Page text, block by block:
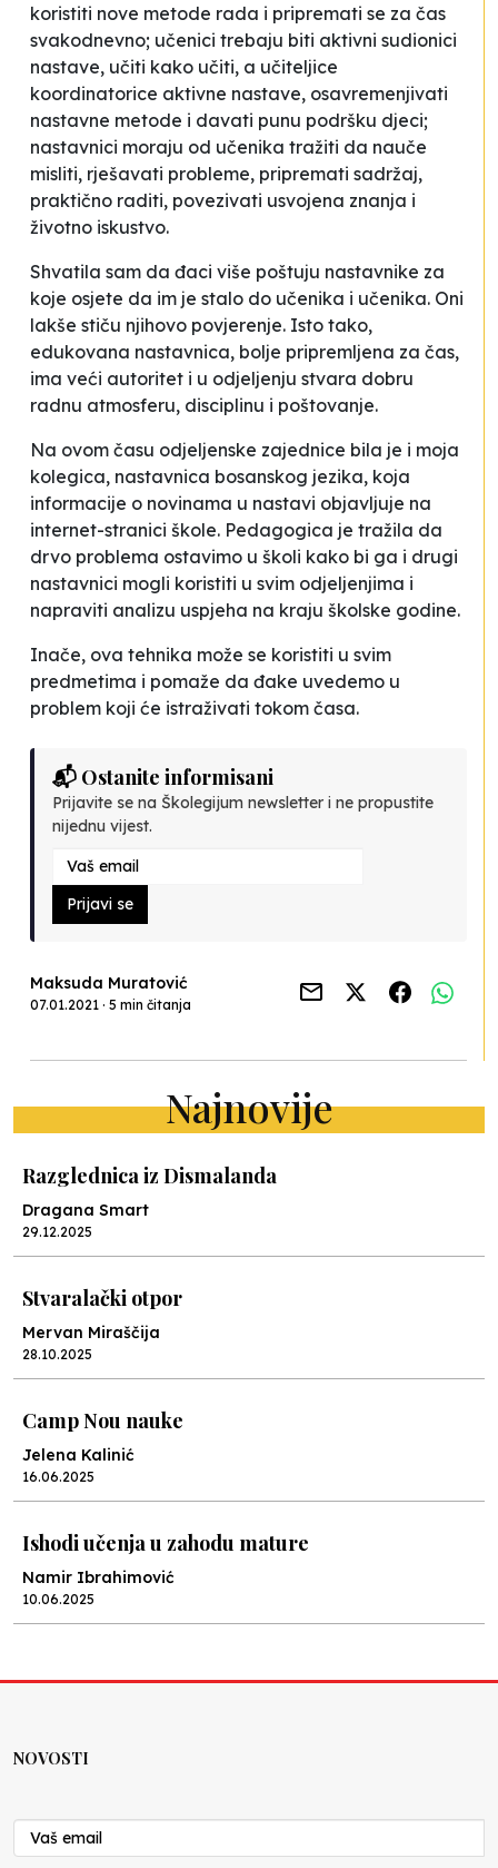
koristiti nove metode rada i pripremati se za čas
svakodnevno; učenici trebaju biti aktivni sudionici
nastave, učiti kako učiti, a učiteljice
koordinatorice aktivne nastave, osavremenjivati
nastavne metode i davati punu podršku djeci;
nastavnici moraju od učenika tražiti da nauče
misliti, rješavati probleme, pripremati sadržaj,
praktično raditi, povezivati usvojena znanja i
životno iskustvo.
Shvatila sam da đaci više poštuju nastavnike za
koje osjete da im je stalo do učenika i učenika. Oni
lakše stiču njihovo povjerenje. Isto tako,
edukovana nastavnica, bolje pripremljena za čas,
ima veći autoritet i u odjeljenju stvara dobru
radnu atmosferu, disciplinu i poštovanje.
Na ovom času odjeljenske zajednice bila je i moja
kolegica, nastavnica bosanskog jezika, koja
informacije o novinama u nastavi objavljuje na
internet-stranici škole. Pedagogica je tražila da
drvo problema ostavimo u školi kako bi ga i drugi
nastavnici mogli koristiti u svim odjeljenjima i
napraviti analizu uspjeha na kraju školske godine.
Inače, ova tehnika može se koristiti u svim
predmetima i pomaže da đake uvedemo u
problem koji će istraživati tokom časa.
📬 Ostanite informisani
Prijavite se na Školegijum newsletter i ne propustite
nijednu vijest.
Prijavi se
Maksuda Muratović
07.01.2021 · 5 min čitanja
Najnovije
Razglednica iz Dismalanda
Dragana Smart
29.12.2025
Stvaralački otpor
Mervan Miraščija
28.10.2025
Camp Nou nauke
Jelena Kalinić
16.06.2025
Ishodi učenja u zahodu mature
Namir Ibrahimović
10.06.2025
Nenad Veličković
29.10.2024
NOVOSTI